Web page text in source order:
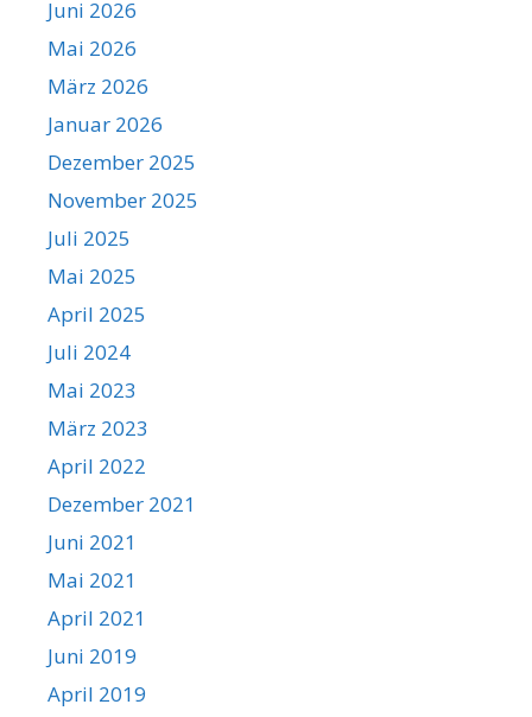
Juni 2026
Mai 2026
März 2026
Januar 2026
Dezember 2025
November 2025
Juli 2025
Mai 2025
April 2025
Juli 2024
Mai 2023
März 2023
April 2022
Dezember 2021
Juni 2021
Mai 2021
April 2021
Juni 2019
April 2019